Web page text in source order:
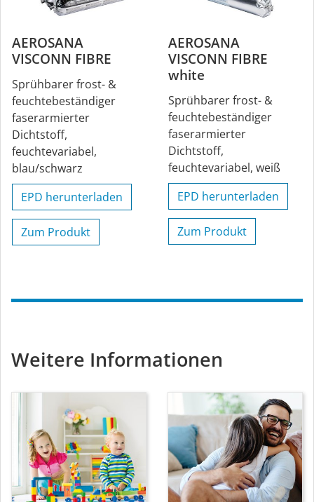
AEROSANA
VISCONN FIBRE
Sprühbarer frost- &
feuchtebeständiger
faserarmierter
Dichtstoff,
feuchtevariabel,
blau/schwarz
EPD herunterladen
Zum Produkt
AEROSANA
VISCONN FIBRE
white
Sprühbarer frost- &
feuchtebeständiger
faserarmierter
Dichtstoff,
feuchtevariabel, weiß
EPD herunterladen
Zum Produkt
Weitere Informationen